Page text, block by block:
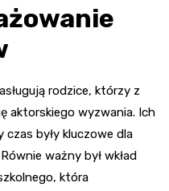
rodzice, którzy z
aktorskiego wyzwania. Ich
były kluczowe dla
ważny był wkład
która